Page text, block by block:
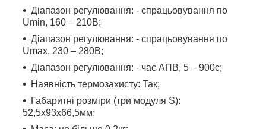
Діапазон регулювання: - спрацьовування по
Umin, 160 – 210В;
Діапазон регулювання: - спрацьовування по
Umах, 230 – 280В;
Діапазон регулювання: - час АПВ, 5 – 900с;
Наявність термозахисту: Так;
Габаритні розміри (три модуля S):
52,5x93x66,5мм;